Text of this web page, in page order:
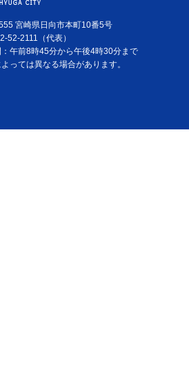
宮崎県日向市本町10番5号
52-2111（代表）
：午前8時45分から午後4時30分まで
っては異なる場合があります。